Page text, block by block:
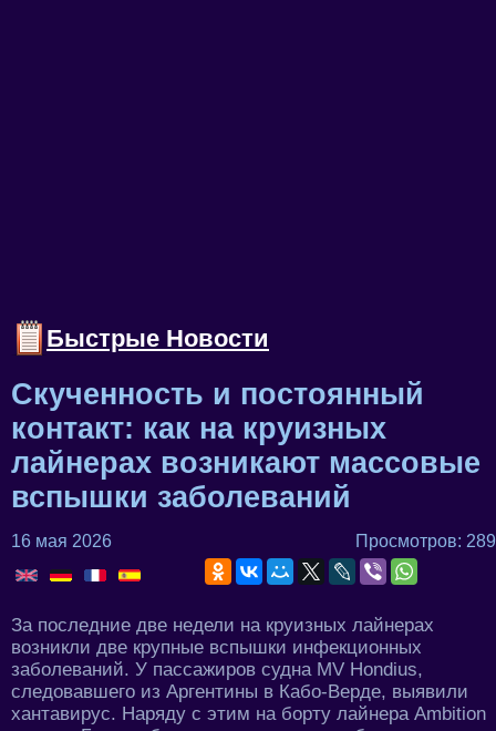
Быстрые Новости
Скученность и постоянный
контакт: как на круизных
лайнерах возникают массовые
вспышки заболеваний
16 мая 2026 Просмотров: 289
За последние две недели на круизных лайнерах
возникли две крупные вспышки инфекционных
заболеваний. У пассажиров судна MV Hondius,
следовавшего из Аргентины в Кабо-Верде, выявили
хантавирус. Наряду с этим на борту лайнера Ambition